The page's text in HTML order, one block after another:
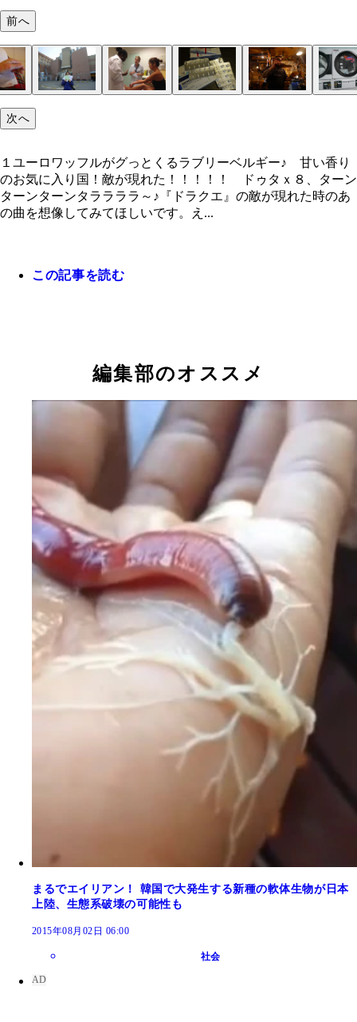
香りのお気に入り国！
レーンはたったの１ユーロ
僧。私よりチビなところに好感が持てます（笑）
クのような赤い発疹（これ比較的マシな時
が違うんだね、とか言ってる場合か！ 首見てね
す。しょぼん。この時はもう気が弱くなって心は
います。プチ鬱
をいただく
ランス語で看護婦さんが英語で通訳。真剣に聞き
とする私
み薬がステロイド。短期集中で治すのに少量は仕
とのこと
れてるところが、余計にワルそうな感じ
前へ
次へ
１ユーロワッフルがグっとくるラブリーベルギー♪ 甘い香り
のお気に入り国！敵が現れた！！！！！ ドゥタｘ８、ターン
ターンターンタララララ～♪『ドラクエ』の敵が現れた時のあ
の曲を想像してみてほしいです。え...
この記事を読む
編集部のオススメ
まるでエイリアン！ 韓国で大発生する新種の軟体生物が日本
上陸、生態系破壊の可能性も
2015年08月02日 06:00
社会